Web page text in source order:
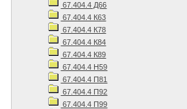
67.404.4 Д66
67.404.4 К63
67.404.4 К78
67.404.4 К84
67.404.4 К89
67.404.4 Н59
67.404.4 П81
67.404.4 П92
67.404.4 П99